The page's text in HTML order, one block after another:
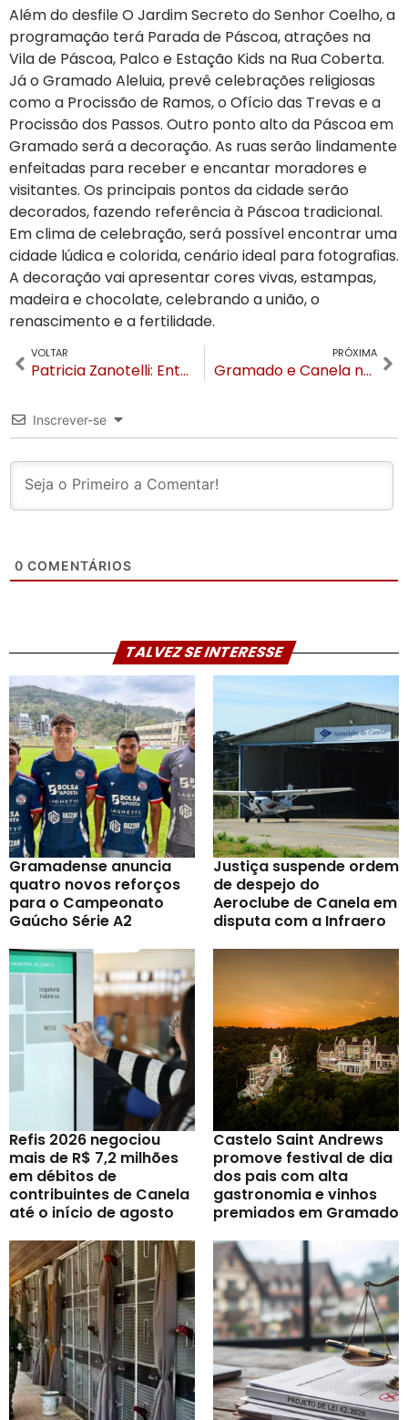
Além do desfile O Jardim Secreto do Senhor Coelho, a
programação terá Parada de Páscoa, atrações na
Vila de Páscoa, Palco e Estação Kids na Rua Coberta.
Já o Gramado Aleluia, prevê celebrações religiosas
como a Procissão de Ramos, o Ofício das Trevas e a
Procissão dos Passos. Outro ponto alto da Páscoa em
Gramado será a decoração. As ruas serão lindamente
enfeitadas para receber e encantar moradores e
visitantes. Os principais pontos da cidade serão
decorados, fazendo referência à Páscoa tradicional.
Em clima de celebração, será possível encontrar uma
cidade lúdica e colorida, cenário ideal para fotograﬁas.
A decoração vai apresentar cores vivas, estampas,
madeira e chocolate, celebrando a união, o
renascimento e a fertilidade.
VOLTAR
Patricia Zanotelli: Entendendo o termo Relações Públicas com foco em Execução Comercial
PRÓXIMA
Gramado e Canela não tem moradores em UTI apesar da disparada de casos de COVID
Inscrever-se
0 COMENTÁRIOS
TALVEZ SE INTERESSE
Gramadense anuncia
quatro novos reforços
para o Campeonato
Gaúcho Série A2
Justiça suspende ordem
de despejo do
Aeroclube de Canela em
disputa com a Infraero
Refis 2026 negociou
mais de R$ 7,2 milhões
em débitos de
contribuintes de Canela
até o início de agosto
Castelo Saint Andrews
promove festival de dia
dos pais com alta
gastronomia e vinhos
premiados em Gramado